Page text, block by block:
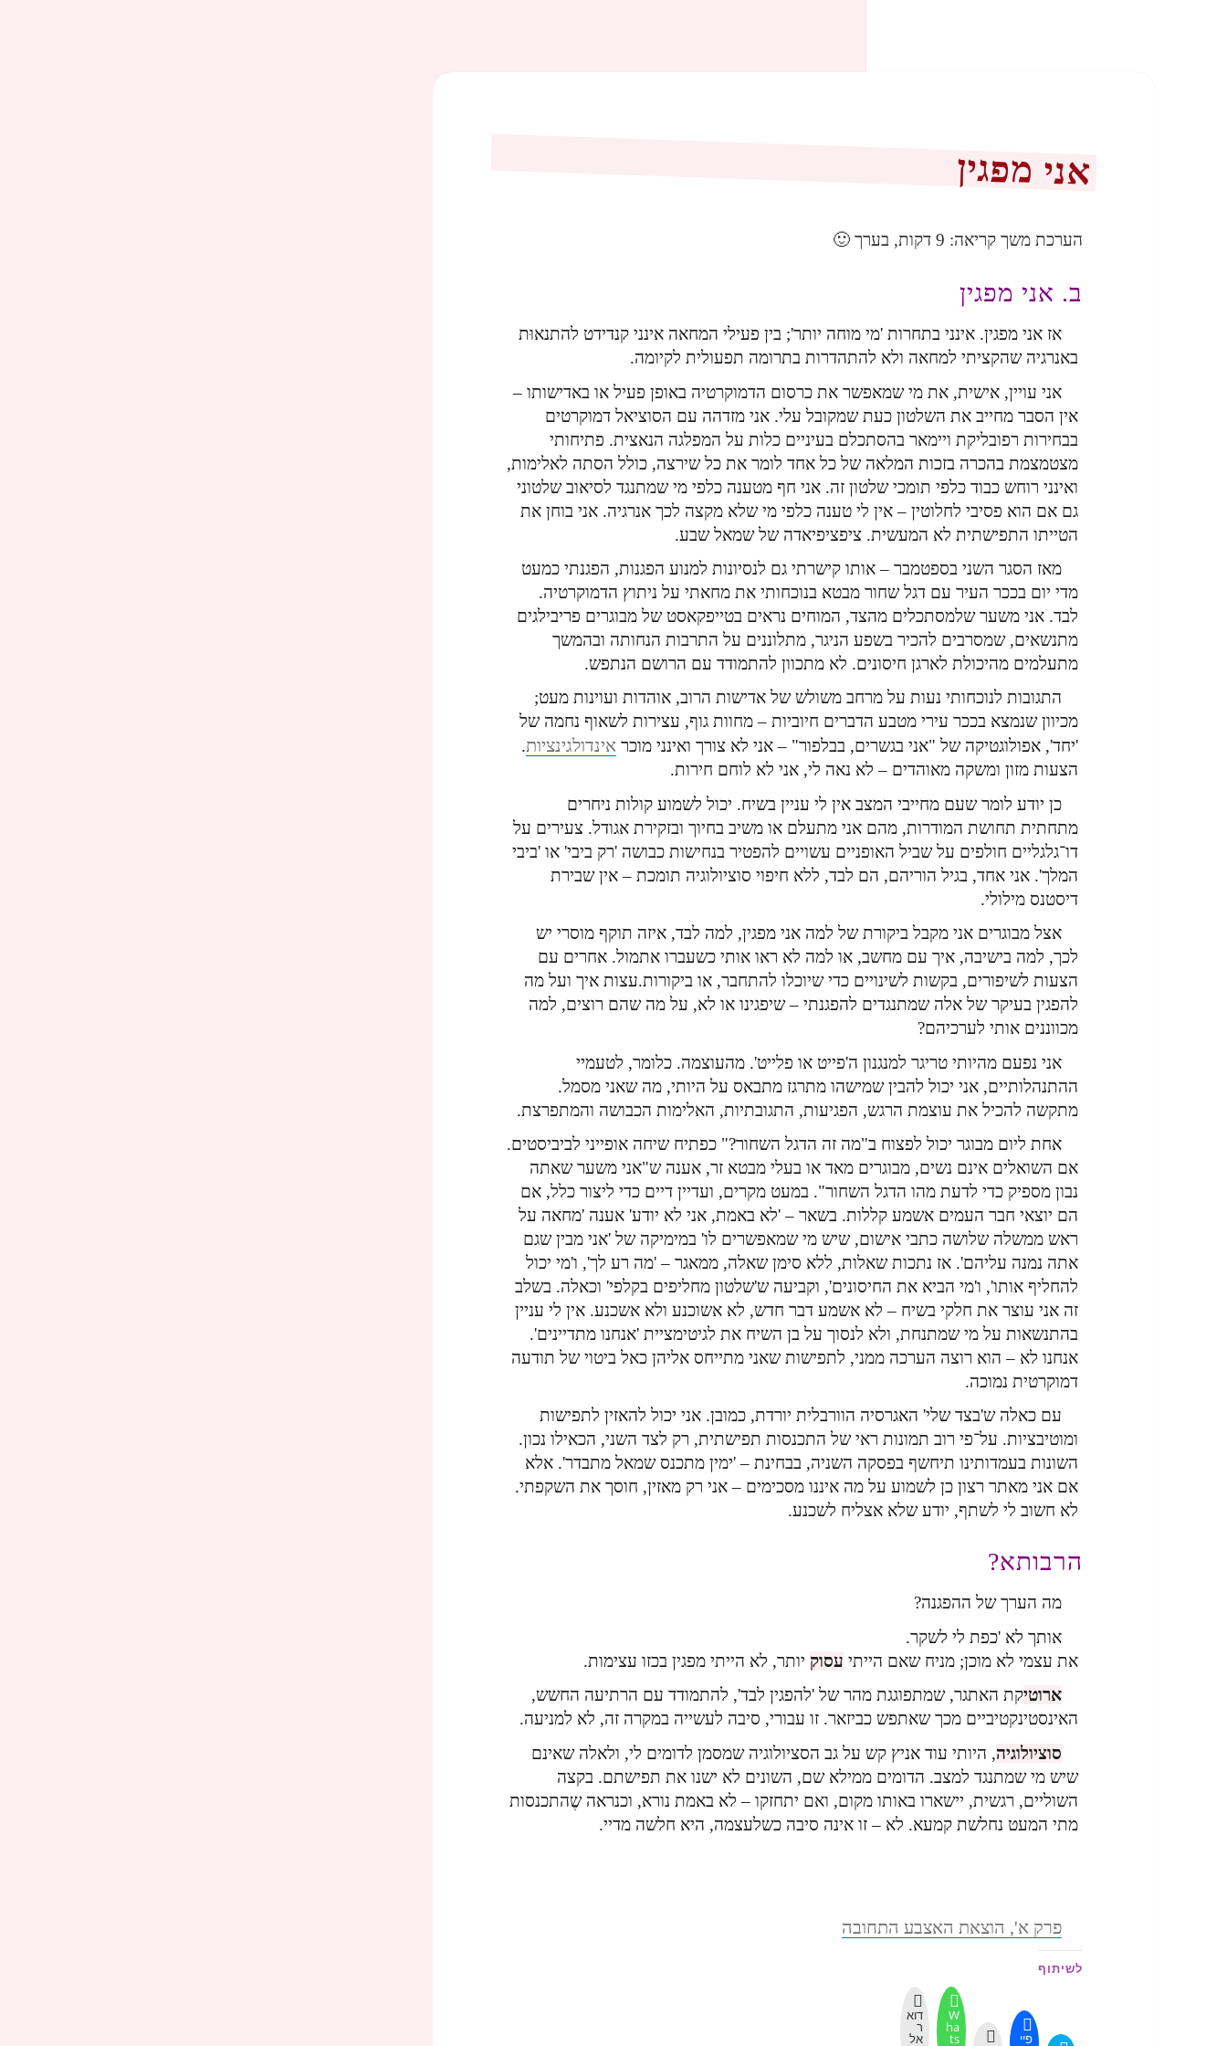
אני מפגין
הערכת משך קריאה: 9 דקות, בערך 🙂
ב. אני מפגין
אז אני מפגין. אינני בתחרות 'מי מוחה יותר'; בין פעילי המחאה אינני קנדידט להתנאוּת
באנרגיה שהקציתי למחאה ולא להתהדרות בתרומה תפעולית לקיומה.
אני עויין, אישית, את מי שמאפשר את כרסום הדמוקרטיה באופן פעיל או באדישותו –
אין הסבר מחייב את השלטון כעת שמקובל עלי. אני מזדהה עם הסוציאל דמוקרטים
בבחירות רפובליקת ויימאר בהסתכלם בעיניים כלות על המפלגה הנאצית. פתיחותי
מצטמצמת בהכרה בזכות המלאה של כל אחד לומר את כל שירצה, כולל הסתה לאלימות,
ואינני רוחש כבוד כלפי תומכי שלטון זה. אני חף מטענה כלפי מי שמתנגד לסיאוב שלטוני
גם אם הוא פסיבי לחלוטין – אין לי טענה כלפי מי שלא מקצה לכך אנרגיה. אני בוחן את
הטייתו התפישתית לא המעשית. ציפציפיאדה של שמאל שבע.
מאז הסגר השני בספטמבר – אותו קישרתי גם לנסיונות למנוע הפגנות, הפגנתי כמעט
מדי יום בככר העיר עם דגל שחור מבטא בנוכחותי את מחאתי על ניתוץ הדמוקרטיה.
לבד. אני משער שלמסתכלים מהצד, המוחים נראים בטייפקאסט של מבוגרים פריבילגים
מתנשאים, שמסרבים להכיר בשפע הניגר, מתלוננים על התרבות הנחותה ובהמשך
מתעלמים מהיכולת לארגן חיסונים. לא מתכוון להתמודד עם הרושם הנתפש.
התגובות לנוכחותי נעות על מרחב משולש של אדישות הרוב, אוהדות ועוינות מעט;
מכיוון שנמצא בככר עירי מטבע הדברים חיוביות – מחוות גוף, עצירות לשאוף נחמה של
'יחד', אפולוגטיקה של "אני בגשרים, בבלפור" – אני לא צורך ואינני מוכר אינדולגינציות.
הצעות מזון ומשקה מאוהדים – לא נאה לי, אני לא לוחם חירות.
כן יודע לומר שעם מחייבי המצב אין לי עניין בשיח. יכול לשמוע קולות ניחרים
מתחתית תחושת המודרות, מהם אני מתעלם או משיב בחיוך ובזקירת אגודל. צעירים על
דו־גלגליים חולפים על שביל האופניים עשויים להפטיר בנחישות כבושה 'רק ביבי' או 'ביבי
המלך'. אני אחד, בגיל הוריהם, הם לבד, ללא חיפוי סוציולוגיה תומכת – אין שבירת
דיסטנס מילולי.
אצל מבוגרים אני מקבל ביקורת של למה אני מפגין, למה לבד, איזה תוקף מוסרי יש
לכך, למה בישיבה, איך עם מחשב, או למה לא ראו אותי כשעברו אתמול. אחרים עם
הצעות לשיפורים, בקשות לשינויים כדי שיוכלו להתחבר, או ביקורות.עצות איך ועל מה
להפגין בעיקר של אלה שמתנגדים להפגנתי – שיפגינו או לא, על מה שהם רוצים, למה
מכווננים אותי לערכיהם?
אני נפעם מהיותי טריגר למנגנון ה'פייט או פלייט'. מהעוצמה. כלומר, לטעמיי
ההתנהלותיים, אני יכול להבין שמישהו מתרגז מתבאס על היותי, מה שאני מסמל.
מתקשה להכיל את עוצמת הרגש, הפגיעות, התגובתיות, האלימות הכבושה והמתפרצת.
אחת ליום מבוגר יכול לפצוח ב"מה זה הדגל השחור?" כפתיח שיחה אופייני לביביסטים.
אם השואלים אינם נשים, מבוגרים מאד או בעלי מבטא זר, אענה ש"אני משער שאתה
נבון מספיק כדי לדעת מהו הדגל השחור". במעט מקרים, ועדיין דיים כדי ליצור כלל, אם
הם יוצאי חבר העמים אשמע קללות. בשאר – 'לא באמת, אני לא יודע' אענה 'מחאה על
ראש ממשלה שלושה כתבי אישום, שיש מי שמאפשרים לו' במימיקה של 'אני מבין שגם
אתה נמנה עליהם'. אז נתכות שאלות, ללא סימן שאלה, ממאגר – 'מה רע לך', ו'מי יכול
להחליף אותו', ו'מי הביא את החיסונים', וקביעה ש'שלטון מחליפים בקלפי' וכאלה. בשלב
זה אני עוצר את חלקי בשיח – לא אשמע דבר חדש, לא אשוכנע ולא אשכנע. אין לי עניין
בהתנשאות על מי שמתנחת, ולא לנסוך על בן השיח את לגיטימציית 'אנחנו מתדיינים'.
אנחנו לא – הוא רוצה הערכה ממני, לתפישות שאני מתייחס אליהן כאל ביטוי של תודעה
דמוקרטית נמוכה.
עם כאלה ש'בצד שלי' האגרסיה הוורבלית יורדת, כמובן. אני יכול להאזין לתפישות
ומוטיבציות. על־פי רוב תמונות ראי של התכנסות תפישתית, רק לצד השני, הכאילו נכון.
השונות בעמדותינו תיחשף בפסקה השניה, בבחינת – 'ימין מתכנס שמאל מתבדר'. אלא
אם אני מאתר רצון כן לשמוע על מה איננו מסכימים – אני רק מאזין, חוסך את השקפתי.
לא חשוב לי לשתף, יודע שלא אצליח לשכנע.
הרבותא?
מה הערך של ההפגנה?
אותך לא 'כפת לי לשקר.
את עצמי לא מוכן; מניח שאם הייתי עסוק יותר, לא הייתי מפגין בכזו עצימות.
ארוטיקת האתגר, שמתפוגגת מהר של 'להפגין לבד', להתמודד עם הרתיעה החשש,
האינסטינקטיביים מכך שאתפש כביזאר. זו עבורי, סיבה לעשייה במקרה זה, לא למניעה.
סוציולוגיה, היותי עוד אניץ קש על גב הסציולוגיה שמסמן לדומים לי, ולאלה שאינם
שיש מי שמתנגד למצב. הדומים ממילא שם, השונים לא ישנו את תפישתם. בקצה
השוליים, רגשית, יישארו באותו מקום, ואם יתחזקו – לא באמת נורא, וכנראה שֶהתכנסות
מתי המעט נחלשת קמעא. לא – זו אינה סיבה כשלעצמה, היא חלשה מדיי.
פרק א', הוצאת האצבע התחובה
לשיתוף
פיי
W
ha
ts
דוא
ר
אל